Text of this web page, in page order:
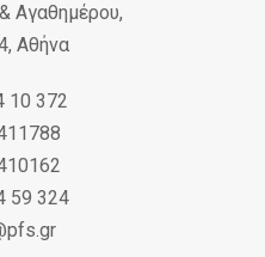
Αγαθημέρου,
Αθήνα
10 372
59 324